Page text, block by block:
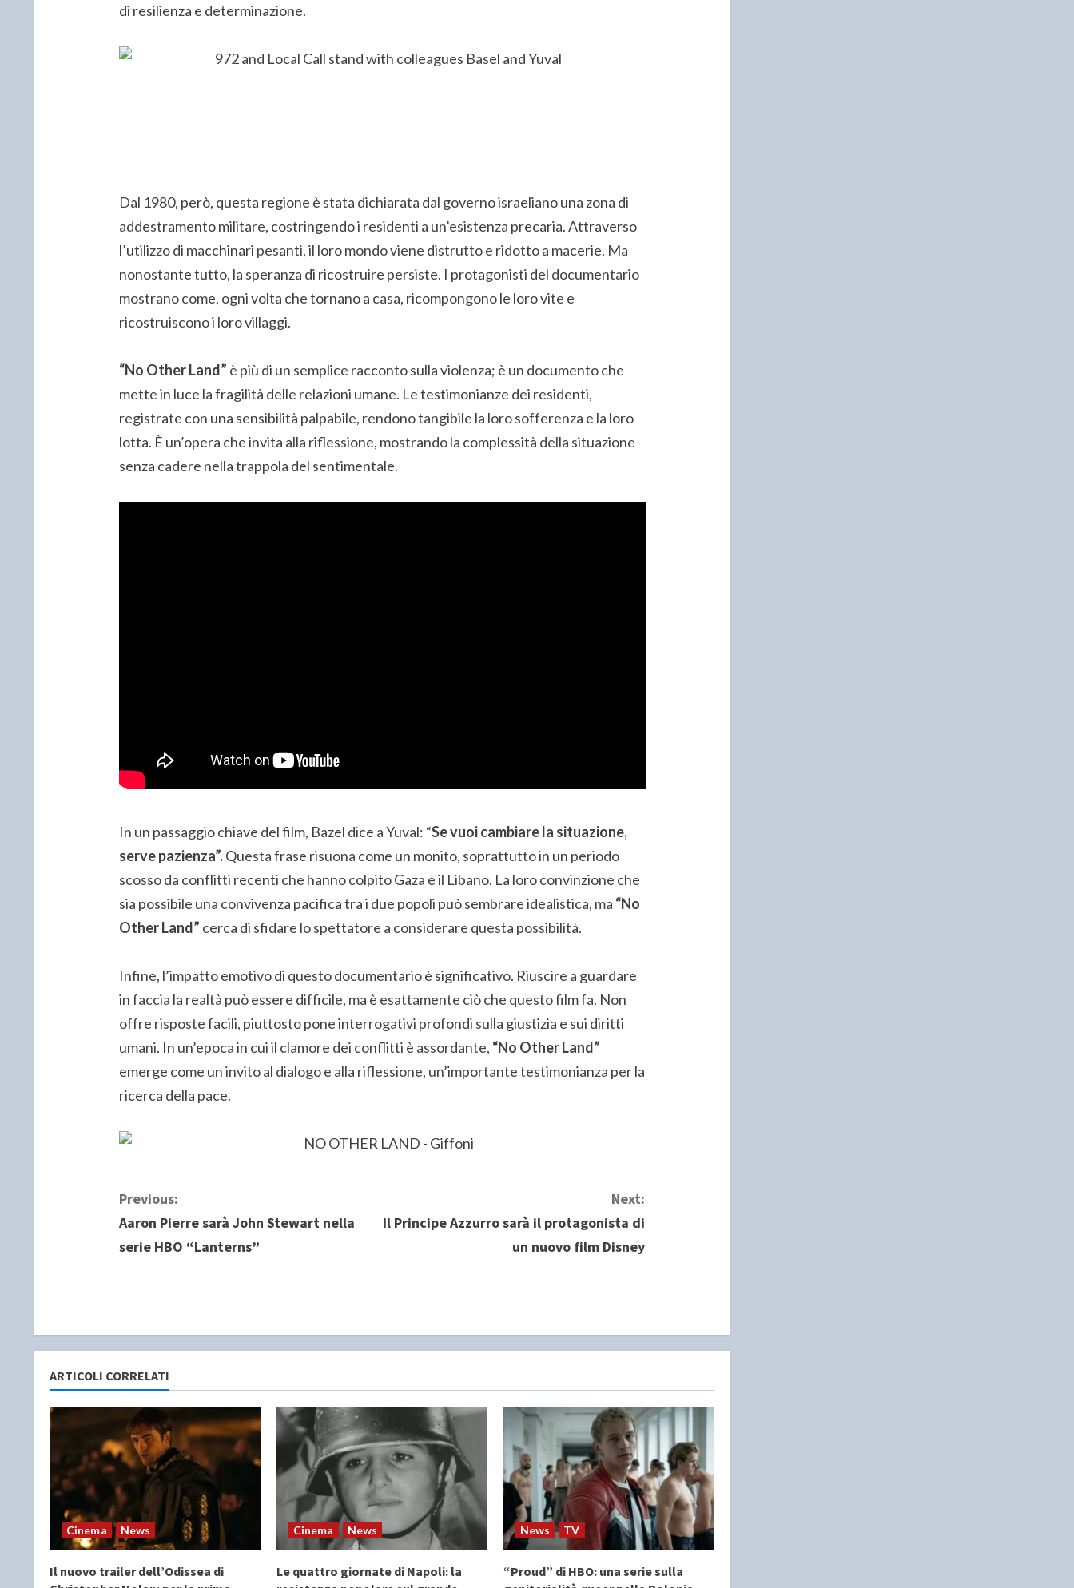
di resilienza e determinazione.
Dal 1980, però, questa regione è stata dichiarata dal governo israeliano una zona di
addestramento militare, costringendo i residenti a un’esistenza precaria. Attraverso
l’utilizzo di macchinari pesanti, il loro mondo viene distrutto e ridotto a macerie. Ma
nonostante tutto, la speranza di ricostruire persiste. I protagonisti del documentario
mostrano come, ogni volta che tornano a casa, ricompongono le loro vite e
ricostruiscono i loro villaggi.
“No Other Land” è più di un semplice racconto sulla violenza; è un documento che
mette in luce la fragilità delle relazioni umane. Le testimonianze dei residenti,
registrate con una sensibilità palpabile, rendono tangibile la loro sofferenza e la loro
lotta. È un’opera che invita alla riflessione, mostrando la complessità della situazione
senza cadere nella trappola del sentimentale.
In un passaggio chiave del film, Bazel dice a Yuval: “Se vuoi cambiare la situazione,
serve pazienza”.Questa frase risuona come un monito, soprattutto in un periodo
scosso da conflitti recenti che hanno colpito Gaza e il Libano. La loro convinzione che
sia possibile una convivenza pacifica tra i due popoli può sembrare idealistica, ma “No
Other Land” cerca di sfidare lo spettatore a considerare questa possibilità.
Infine, l’impatto emotivo di questo documentario è significativo. Riuscire a guardare
in faccia la realtà può essere difficile, ma è esattamente ciò che questo film fa. Non
offre risposte facili, piuttosto pone interrogativi profondi sulla giustizia e sui diritti
umani. In un’epoca in cui il clamore dei conflitti è assordante, “No Other Land”
emerge come un invito al dialogo e alla riflessione, un’importante testimonianza per la
ricerca della pace.
C
o
i
n
u
e
R
e
a
d
Previous:
Aaron Pierre sarà John Stewart nella
serie HBO “Lanterns”
Next:
Il Principe Azzurro sarà il protagonista di
un nuovo film Disney
ARTICOLI CORRELATI
Cinema News
Il nuovo trailer dell’Odissea di
Cinema News
Le quattro giornate di Napoli: la
News TV
“Proud” di HBO: una serie sulla